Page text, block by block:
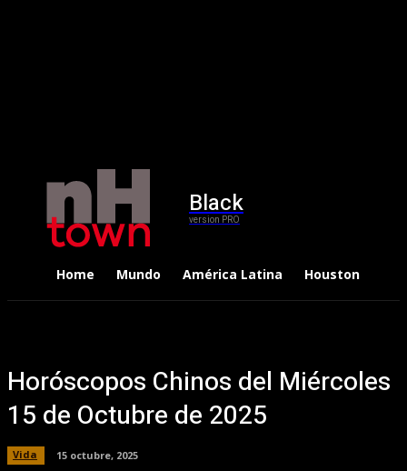
Black
version PRO
Home Mundo América Latina Houston
Horóscopos Chinos del Miércoles
15 de Octubre de 2025
Vida 15 octubre, 2025